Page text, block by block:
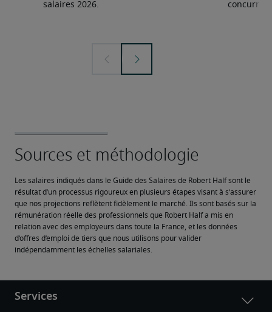
salaires 2026.
Les salaires indiqués dans le Guide des Salaires de Robert Half sont le
résultat d’un processus rigoureux en plusieurs étapes visant à s’assurer
que nos projections reflètent fidèlement le marché. Ils sont basés sur la
rémunération réelle des professionnels que Robert Half a mis en
relation avec des employeurs dans toute la France, et les données
d’offres d’emploi de tiers que nous utilisons pour valider
indépendamment les échelles salariales.